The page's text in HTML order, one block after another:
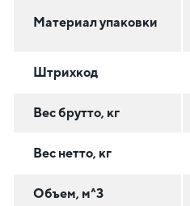
Материал упаковки
Штрихкод
Вес брутто, кг
Вес нетто, кг
Объем, м^3